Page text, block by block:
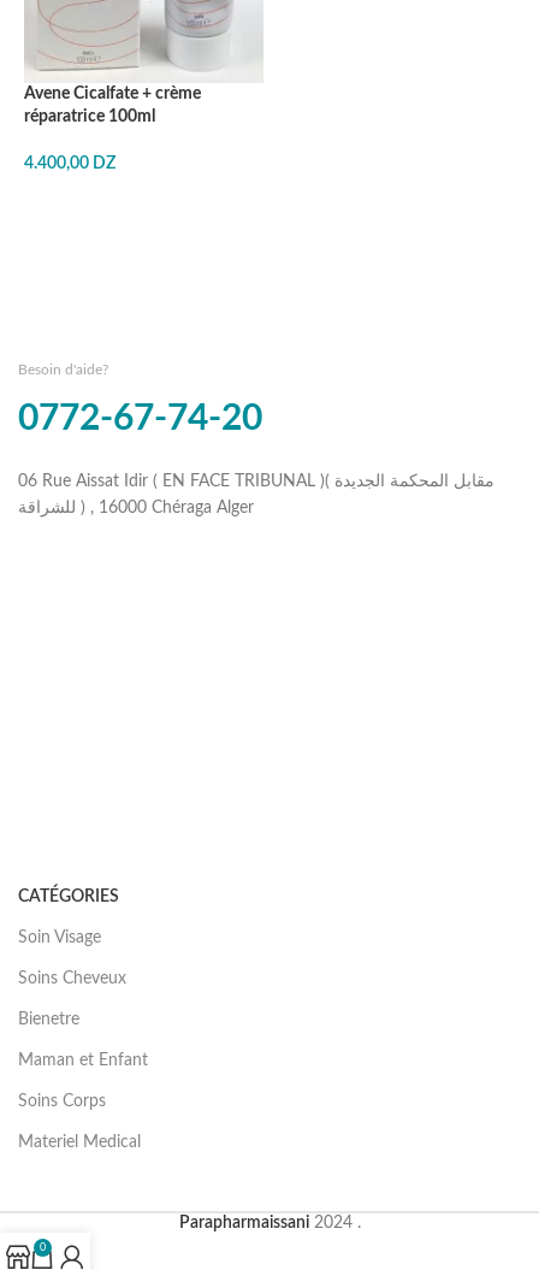
Avene Cicalfate + crème
réparatrice 100ml
4.400,00 DZ
Besoin d'aide?
0772-67-74-20
06 Rue Aissat Idir ( EN FACE TRIBUNAL )( مقابل المحكمة الجديدة
للشراقة ) , 16000 Chéraga Alger
CATÉGORIES
Soin Visage
Soins Cheveux
Bienetre
Maman et Enfant
Soins Corps
Materiel Medical
Parapharmaissani2024 .
0